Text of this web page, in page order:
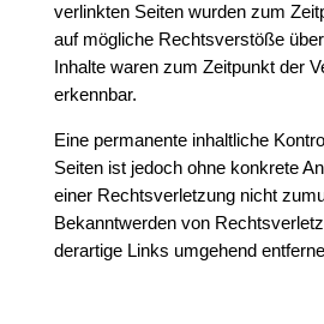
verlinkten Seiten wurden zum
auf mögliche Rechtsverstöße
Inhalte waren zum Zeitpunkt der
erkennbar.
Eine permanente inhaltliche
Seiten ist jedoch ohne konkrete
einer Rechtsverletzung nicht
Bekanntwerden von
derartige Links umgehend